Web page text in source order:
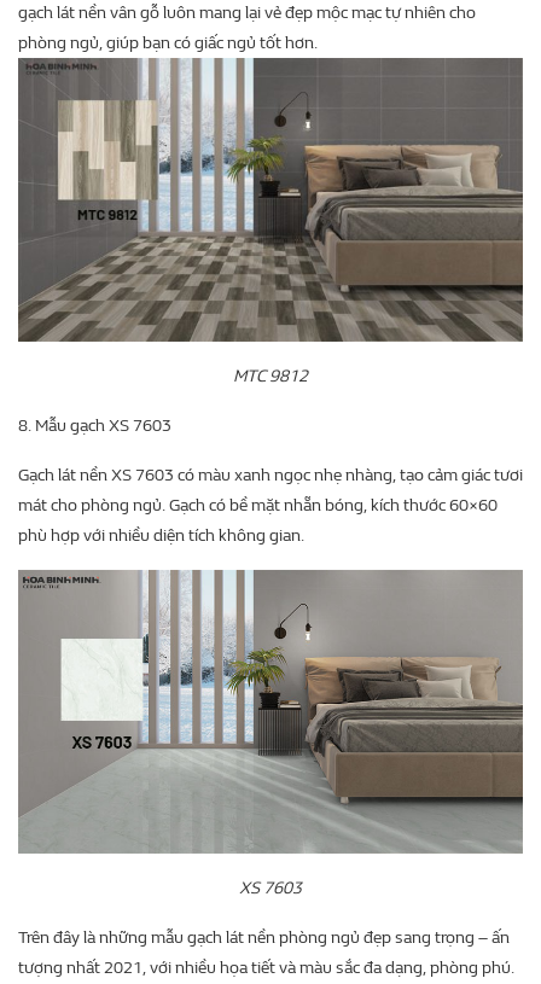
gạch lát nền vân gỗ luôn mang lại vẻ đẹp mộc mạc tự nhiên cho
phòng ngủ, giúp bạn có giấc ngủ tốt hơn.
MTC 9812
8. Mẫu gạch XS 7603
Gạch lát nền XS 7603 có màu xanh ngọc nhẹ nhàng, tạo cảm giác tươi
mát cho phòng ngủ. Gạch có bề mặt nhẵn bóng, kích thước 60×60
phù hợp với nhiều diện tích không gian.
XS 7603
Trên đây là những mẫu gạch lát nền phòng ngủ đẹp sang trọng – ấn
tượng nhất 2021, với nhiều họa tiết và màu sắc đa dạng, phòng phú.